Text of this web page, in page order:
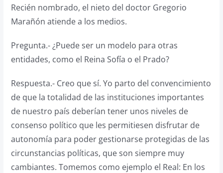
Recién nombrado, el nieto del doctor Gregorio
Marañón atiende a los medios.
Pregunta.- ¿Puede ser un modelo para otras
entidades, como el Reina Sofía o el Prado?
Respuesta.- Creo que sí. Yo parto del convencimiento
de que la totalidad de las instituciones importantes
de nuestro país deberían tener unos niveles de
consenso político que les permitiesen disfrutar de
autonomía para poder gestionarse protegidas de las
circunstancias políticas, que son siempre muy
cambiantes. Tomemos como ejemplo el Real: En los